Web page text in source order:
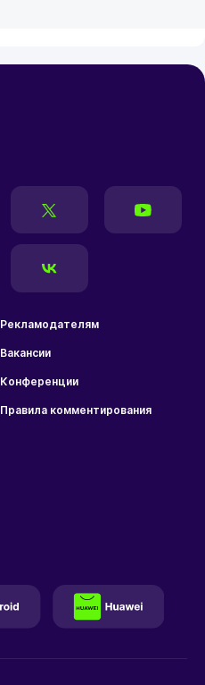
Рекламодателям
Вакансии
Конференции
Правила комментирования